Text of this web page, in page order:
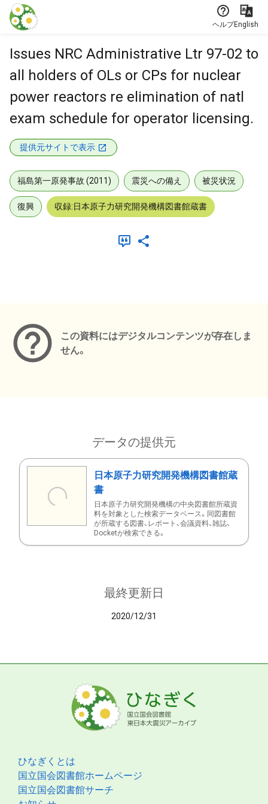
本文に飛ぶ
ヘルプEnglish
Issues NRC Administrative Ltr 97-02 to
all holders of OLs or CPs for nuclear
power reactors re elimination of natl
exam schedule for operator licensing.
提供元サイトで表示
福島第一原発事故 (2011) 震災への備え 被災状況
復興 収録:日本原子力研究開発機構図書館蔵書
この資料にはデジタルコンテンツが存在しま
せん。
データの提供元
日本原子力研究開発機構図書館蔵
書
日本原子力研究開発機構の中央図書館所蔵資
料を対象とした検索データベース。同図書館
が所蔵する図書、レポート、会議資料、雑誌、
Docketが検索できる。
最終更新日
2020/12/31
ひなぎくとは
国立国会図書館ホームページ
国立国会図書館サーチ